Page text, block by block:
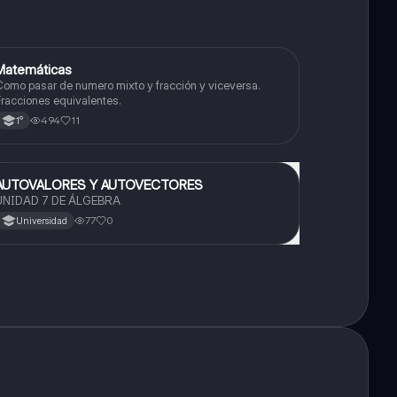
Matemáticas
pasar de numero mixto y fracción y viceversa.
equivalentes.
1° 494 11
Matemáticas Y AUTOVECTORES
7 DE ÁLGEBRA
Universidad 77 0